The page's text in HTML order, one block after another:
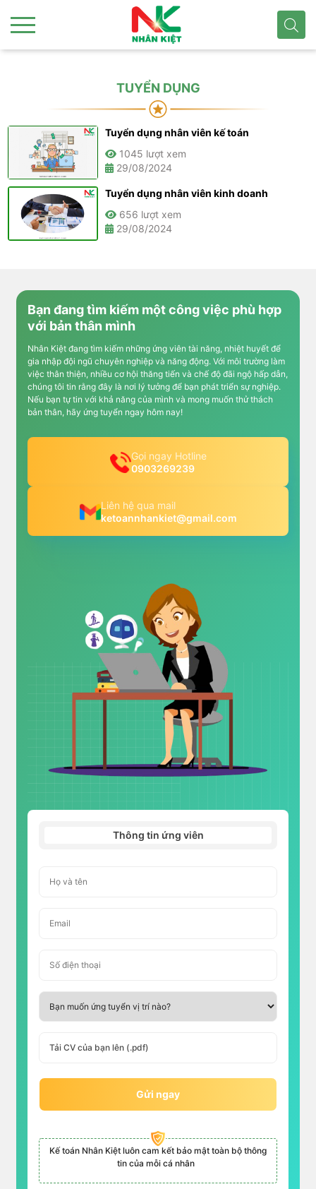
TUYỂN DỤNG
Tuyển dụng nhân viên kế toán
1045 lượt xem
29/08/2024
Tuyển dụng nhân viên kinh doanh
656 lượt xem
29/08/2024
Bạn đang tìm kiếm một công việc phù hợp
với bản thân mình
Nhân Kiệt đang tìm kiếm những ứng viên tài năng, nhiệt huyết để
gia nhập đội ngũ chuyên nghiệp và năng động. Với môi trường làm
việc thân thiện, nhiều cơ hội thăng tiến và chế độ đãi ngộ hấp dẫn,
chúng tôi tin rằng đây là nơi lý tưởng để bạn phát triển sự nghiệp.
Nếu bạn tự tin với khả năng của mình và mong muốn thử thách
bản thân, hãy ứng tuyển ngay hôm nay!
Gọi ngay Hotline
0903269239
Liên hệ qua mail
ketoannhankiet@gmail.com
Thông tin ứng viên
Tải CV của bạn lên (.pdf)
Gửi ngay
Kế toán Nhân Kiệt luôn cam kết bảo mật toàn bộ thông
tin của mỗi cá nhân